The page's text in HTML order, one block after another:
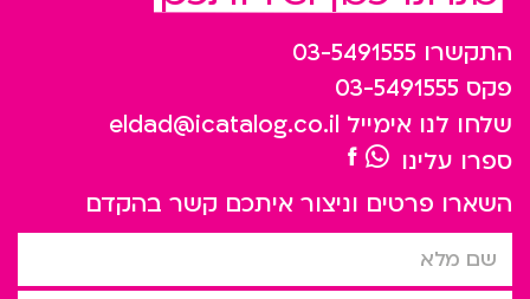
התקשרו 03-5491555
פקס 03-5491555
שלחו לנו אימייל eldad@icatalog.co.il
ספרו עלינו
השארו פרטים וניצור איתכם קשר בהקדם
שם מלא